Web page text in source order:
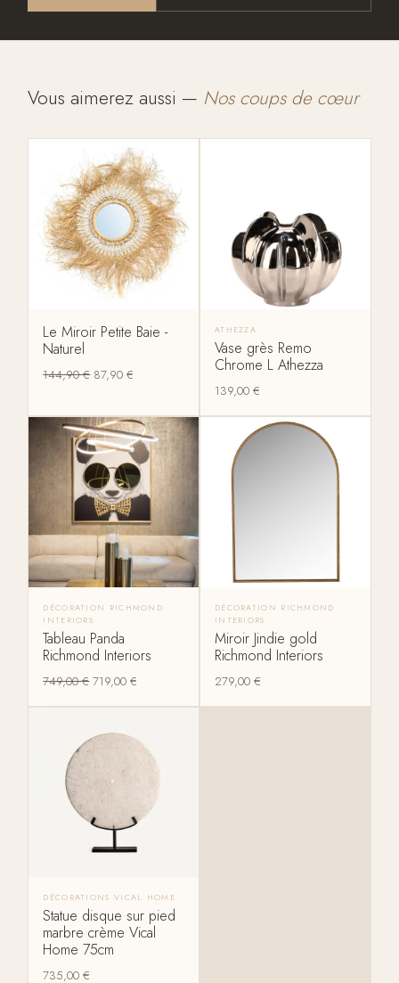
Vous aimerez aussi — Nos coups de cœur
Le Miroir Petite Baie -
Naturel
144,90€ 87,90€
ATHEZZA
Vase grès Remo
Chrome L Athezza
139,00 €
DÉCORATION RICHMOND
INTERIORS
Tableau Panda
Richmond Interiors
749,00€ 719,00€
DÉCORATION RICHMOND
INTERIORS
Miroir Jindie gold
Richmond Interiors
279,00 €
DÉCORATIONS VICAL HOME
Statue disque sur pied
marbre crème Vical
Home 75cm
735,00€